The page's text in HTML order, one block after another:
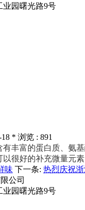
业园曙光路9号
* 浏览 : 891
丰富的蛋白质、氨
很好的补充微量元
味 下一条: 热烈庆祝
公司
业园曙光路9号